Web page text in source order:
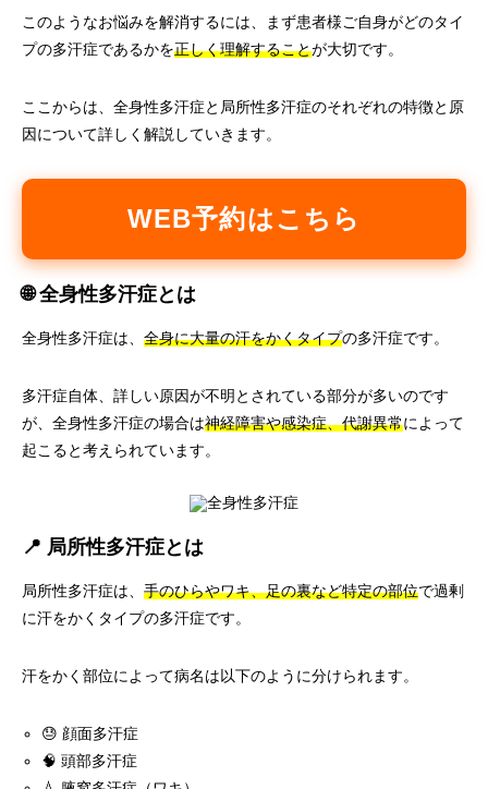
このようなお悩みを解消するには、まず患者様ご自身がどのタイ
プの多汗症であるかを正しく理解することが大切です。
ここからは、全身性多汗症と局所性多汗症のそれぞれの特徴と原
因について詳しく解説していきます。
WEB予約はこちら
🌐 全身性多汗症とは
全身性多汗症は、 全身に大量の汗をかくタイプの多汗症です。
多汗症自体、詳しい原因が不明とされている部分が多いのです
が、全身性多汗症の場合は神経障害や感染症、代謝異常によって
起こると考えられています。
📍 局所性多汗症とは
局所性多汗症は、 手のひらやワキ、足の裏など特定の部位で過剰
に汗をかくタイプの多汗症です。
汗をかく部位によって病名は以下のように分けられます。
😓 顔面多汗症
🧠 頭部多汗症